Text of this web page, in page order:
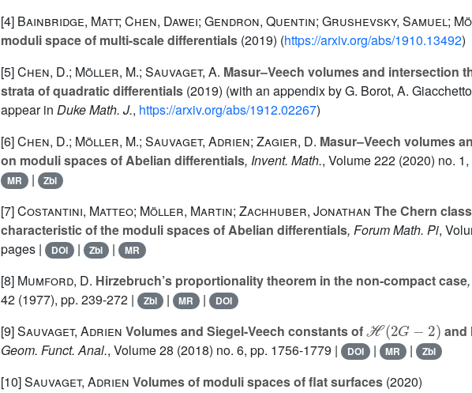
[4] Bainbridge, Matt; Chen, Dawei; Gendron, Quentin; Grushevsky, Samuel;
moduli space of multi-scale differentials (2019) (https://arxiv.org/abs/1910.13492)
[5]Chen, D.; Möller, M.; Sauvaget, A. Masur–Veech volumes and intersection
strata of quadratic differentials (2019) (with an appendix by G. Borot, A.
appear in Duke Math. J., https://arxiv.org/abs/1912.02267)
[6]Chen, D.; Möller, M.; Sauvaget, Adrien; Zagier, D. Masur–Veech volumes
on moduli spaces of Abelian differentials, Invent. Math., Volume 222 (2020) no.
MR | Zbl
[7]Costantini, Matteo; Möller, Martin; Zachhuber, Jonathan The Chern
characteristic of the moduli spaces of Abelian differentials, Forum Math. Pi,
pages |
DOI | Zbl | MR
[8] Mumford, D. Hirzebruch’s proportionality theorem in the non-compact case
42 (1977), pp. 239-272 | Zbl | MR | DOI
[9]Sauvaget, Adrien Volumes and Siegel-Veech constants of
ℋ(2
and
Geom. Funct. Anal., Volume 28 (2018) no. 6, pp. 1756-1779 | DOI | MR | Zbl
[10]Sauvaget, Adrien Volumes of moduli spaces of flat surfaces (2020)